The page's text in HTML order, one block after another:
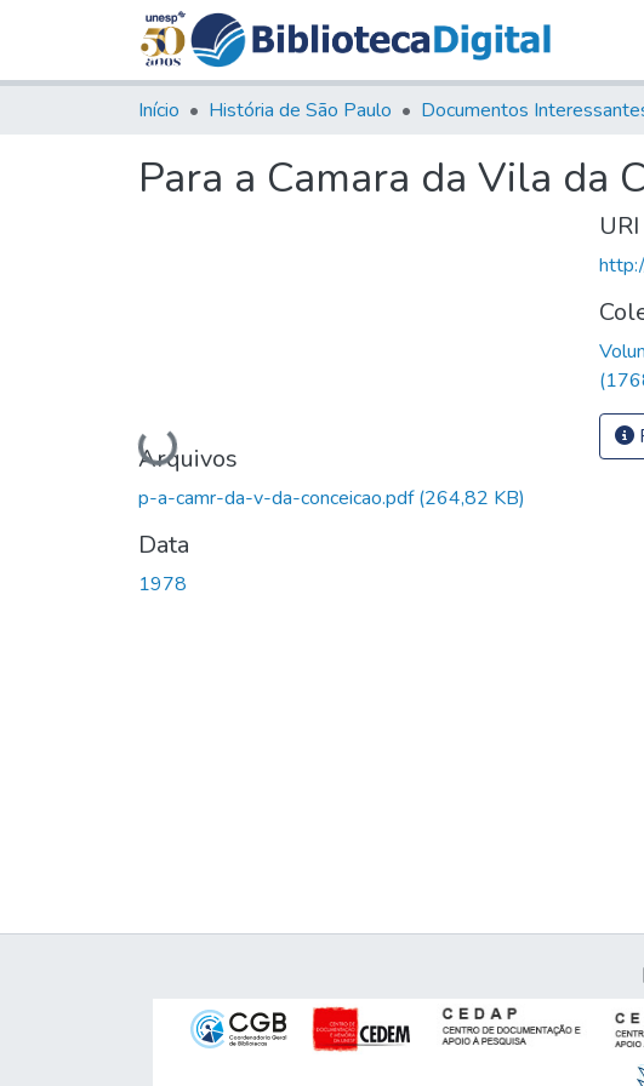
Início História de São Paulo Documentos
Para a Camara da Vila da
Carregando...
Arquivos
p-a-camr-da-v-da-conceicao.pdf(264,82 KB)
Data
1978
URI